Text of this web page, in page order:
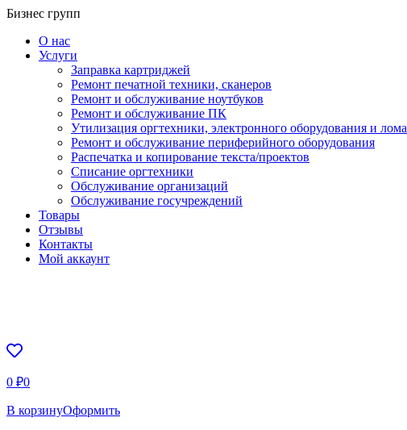
Перейти
содержанию
Бизнес групп
О нас
Услуги
Заправка картриджей
Ремонт печатной техники, сканеров
Ремонт и обслуживание ноутбуков
Ремонт и обслуживание ПК
Утилизация оргтехники, электронного оборудования и лома
Ремонт и обслуживание периферийного оборудования
Распечатка и копирование текста/проектов
Списание оргтехники
Обслуживание организаций
Обслуживание госучреждений
Товары
Отзывы
Контакты
Мой аккаунт
0 ₽0
В корзинуОформить